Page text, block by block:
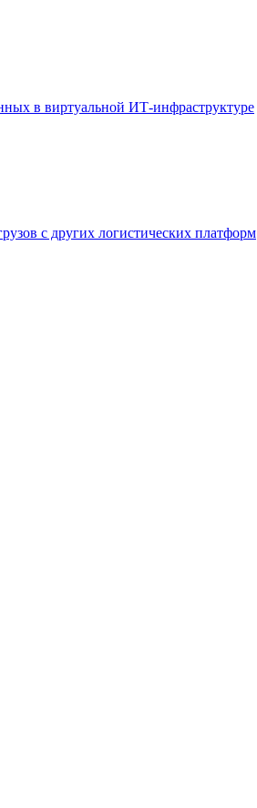
в виртуальной ИТ-инфраструктуре
с других логистических платформ